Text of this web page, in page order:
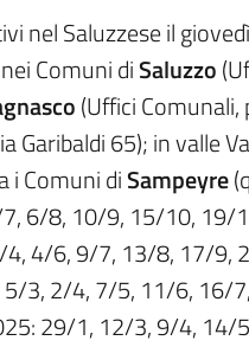
nel Saluzzese il
Comuni diSaluzzo
(Uffici Comunali,
Garibaldi 65); in valle
i Comuni diSampeyre
6/8, 10/9, 15/10, 19/
4/6, 9/7, 13/8, 17/9,
5/3, 2/4, 7/5, 11/6,
29/1, 12/3, 9/4,